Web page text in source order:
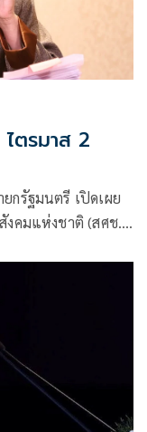
ตรมาส 2
กรัฐมนตรี เปิดเผย
งคมแห่งชาติ (สศช.)
2568 ครึ่งแรกของ
ประมาณการ GDP ปี
ากลาง 2%)